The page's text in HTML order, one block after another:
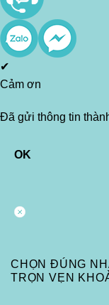
✔
Cảm ơn
Đã gửi thông tin
OK
CHỌN ĐÚNG
TRỌN VẸN